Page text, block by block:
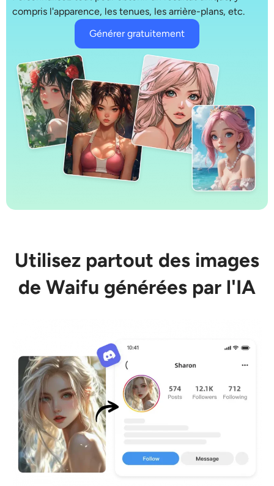
compris l'apparence, les tenues, les arrière-plans, etc.
Générer gratuitement
Utilisez partout des images
de Waifu générées par l'IA